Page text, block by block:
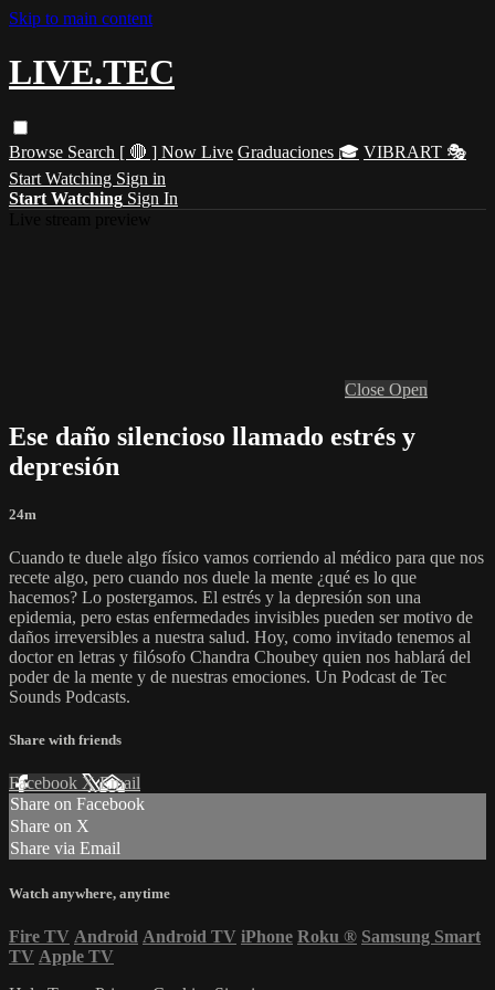
Skip to main content
LIVE.TEC
Browse Search [ 🔴 ] Now Live Graduaciones 🎓 VIBRART 🎭
Start Watching Sign in
Start Watching Sign In
Close Open
Ese daño silencioso llamado estrés y
depresión
24m
Cuando te duele algo físico vamos corriendo al médico para que nos
recete algo, pero cuando nos duele la mente ¿qué es lo que
hacemos? Lo postergamos. El estrés y la depresión son una
epidemia, pero estas enfermedades invisibles pueden ser motivo de
daños irreversibles a nuestra salud. Hoy, como invitado tenemos al
doctor en letras y filósofo Chandra Choubey quien nos hablará del
poder de la mente y de nuestras emociones. Un Podcast de Tec
Sounds Podcasts.
Share with friends
Facebook XEmail
Share on Facebook
Share on X
Share via Email
Watch anywhere, anytime
Fire TV Android Android TV iPhone Roku ® Samsung Smart
TV Apple TV